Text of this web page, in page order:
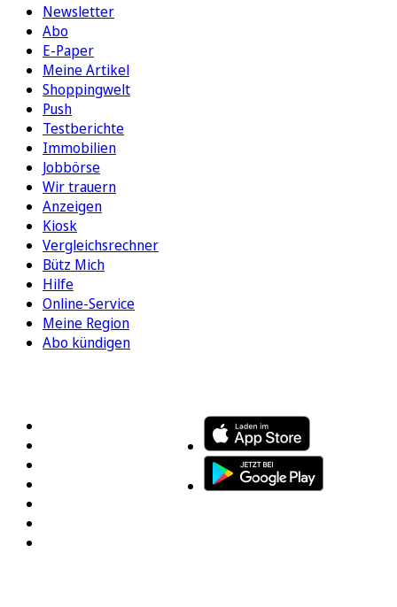
Newsletter
Abo
E-Paper
Meine Artikel
Shoppingwelt
Push
Testberichte
Immobilien
Jobbörse
Wir trauern
Anzeigen
Kiosk
Vergleichsrechner
Bütz Mich
Hilfe
Online-Service
Meine Region
Abo kündigen